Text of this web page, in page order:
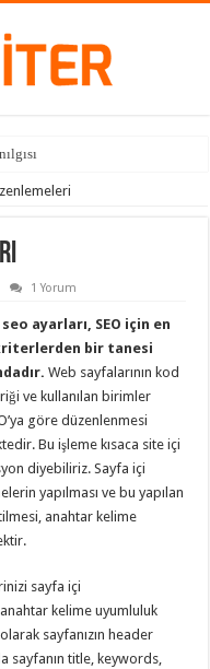
1 Yorum
ayarları, SEO için en
bir tanesi
Web sayfalarının kod
ve kullanılan birimler
göre düzenlenmesi
Bu işleme kısaca site içi
diyebiliriz. Sayfa içi
yapılması ve bu yapılan
anahtar kelime
sayfa içi
kelime uyumluluk
sayfanızın header
sayfanın title, keywords,